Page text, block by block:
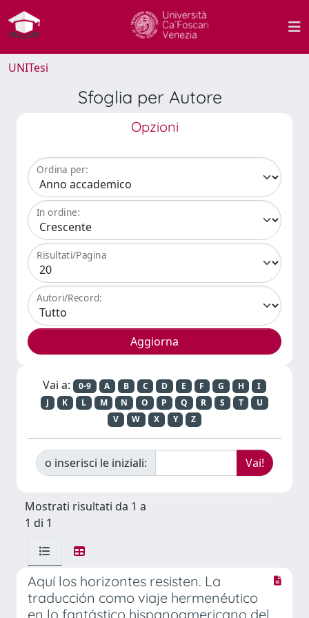
UNITesi
Sfoglia per Autore
Opzioni
Ordina per:
In ordine:
Risultati/Pagina
Autori/Record:
Vai a: 0-9 A B C D E F G H
I
J
K L M N O P Q R S T
U
V
W X Y Z
o inserisci le iniziali:
Mostrati risultati da 1 a
1 di 1
Aquí los horizontes resisten. La
traducción como viaje hermenéutico
en lo fantástico hispanoamericano del